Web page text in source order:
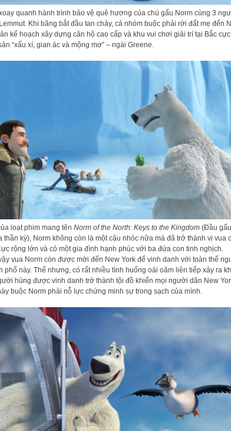
quanh hành trình bảo vệ quê hương của chú gấu Norm cùng 3
Khi băng bắt đầu tan chảy, cả nhóm buộc phải rời đất mẹ đến
kế hoạch xây dựng căn hộ cao cấp và khu vui chơi giải trí tại Bắc
“xấu xí, gian ác và mộng mơ” – ngài Greene.
loạt phim mang tên Norm of the North: Keys to the Kingdom(Đầu
thần kỳ), Norm không còn là một cậu nhóc nữa mà đã trở thành vị vua
rộng lớn và có một gia đình hạnh phúc với ba đứa con tinh nghịch.
vua Norm còn được mời đến New York để vinh danh với toàn thể
phố này. Thế nhưng, có rất nhiều tình huống oái oăm liên tiếp xảy ra
hùng được vinh danh trở thành tội đồ khiến mọi người dân New
buộc Norm phải nỗ lực chứng minh sự trong sạch của mình.